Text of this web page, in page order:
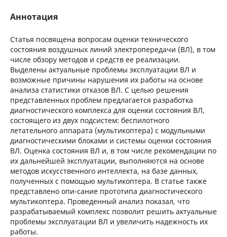
Аннотация
Статья посвящена вопросам оценки технического
состояния воздушных линий электропередачи (ВЛ), в том
числе обзору методов и средств ее реализации.
Выделены актуальные проблемы эксплуатации ВЛ и
возможные причины нарушения их работы на основе
анализа статистики отказов ВЛ. С целью решения
представленных проблем предлагается разработка
диагностического комплекса для оценки состояния ВЛ,
состоящего из двух подсистем: беспилотного
летательного аппарата (мультикоптера) с модульными
диагностическими блоками и системы оценки состояния
ВЛ. Оценка состояния ВЛ и, в том числе рекомендации по
их дальнейшей эксплуатации, выполняются на основе
методов искусственного интеллекта, на базе данных,
полученных с помощью мультикоптера. В статье также
представлено опи-сание прототипа диагностического
мультикоптера. Проведенный анализ показал, что
разрабатываемый комплекс позволит решить актуальные
проблемы эксплуатации ВЛ и увеличить надежность их
работы.